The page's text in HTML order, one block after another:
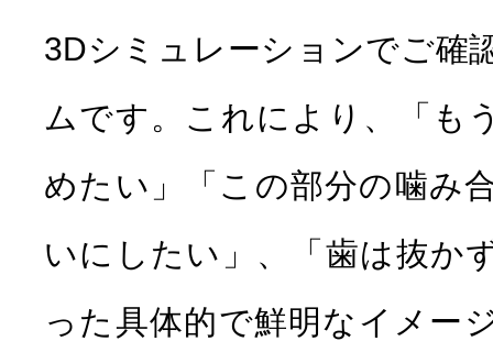
3Dシミュレーションでご確
ムです。これにより、「も
めたい」「この部分の噛み
いにしたい」、「歯は抜か
った具体的で鮮明なイメー